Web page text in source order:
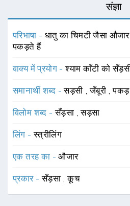
संज्ञा
परिभाषा - धातु का चिमटी जैसा
पकड़ते हैं
वाक्य में प्रयोग -श्याम काँटी को
समानार्थी शब्द -सड़सी ,जँबूरी ,पकड़
विलोम शब्द -सँड़सा ,सड़सा
लिंग -स्त्रीलिंग
एक तरह का -औजार
प्रकार -सँड़सा ,कूच